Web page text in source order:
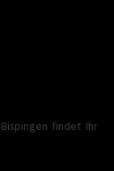
findet Ihr